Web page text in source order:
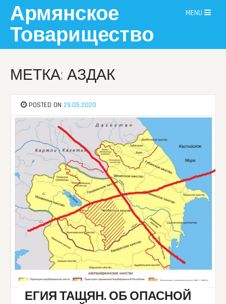
content
Армянское
Товарищество
MENU
МЕТКА: АЗДАК
POSTED ON 29.05.2020
ЕГИЯ ТАЩЯН. ОБ ОПАСНОЙ